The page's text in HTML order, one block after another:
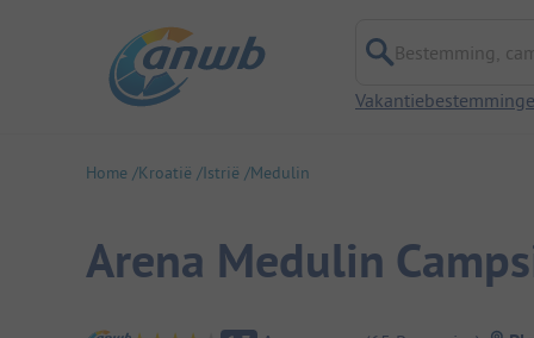
Bestemming,
Home Kroatië Istrië Medulin
Arena Medulin